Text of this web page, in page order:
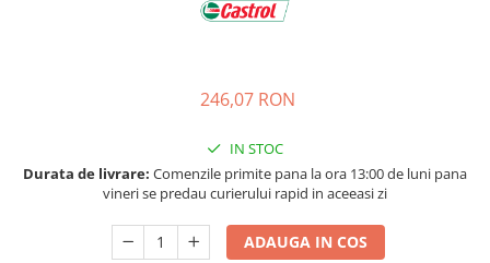
246,07 RON
IN STOC
Durata de livrare: Comenzile primite pana la ora 13:00 de luni pana
vineri se predau curierului rapid in aceeasi zi
ADAUGA IN COS